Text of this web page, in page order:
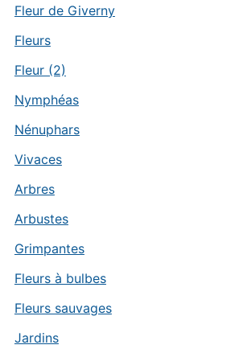
Fleur de Giverny
Fleurs
Fleur (2)
Nymphéas
Nénuphars
Vivaces
Arbres
Arbustes
Grimpantes
Fleurs à bulbes
Fleurs sauvages
Jardins